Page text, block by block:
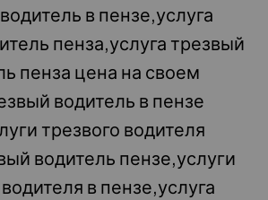
в пензе,услуга
пенза,услуга трезвый
пенза цена на своем
водитель в пензе
трезвого водителя
водитель пензе,услуги
в пензе,услуга